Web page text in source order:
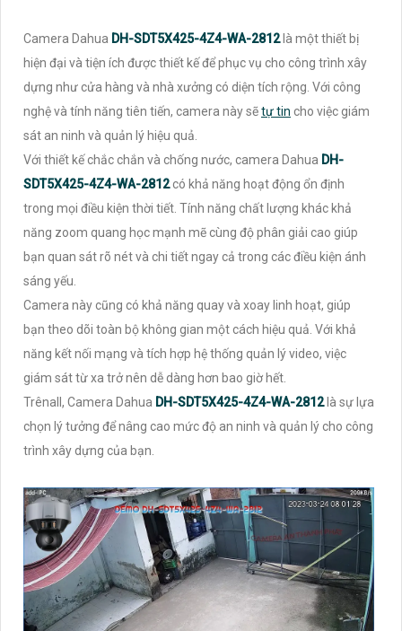
Camera Dahua DH-SDT5X425-4Z4-WA-2812 là một thiết bị
hiện đại và tiện ích được thiết kế để phục vụ cho công trình xây
dựng như cửa hàng và nhà xưởng có diện tích rộng. Với công
nghệ và tính năng tiên tiến, camera này sẽtự tin cho việc giám
sát an ninh và quản lý hiệu quả.
Với thiết kế chắc chắn và chống nước, camera Dahua DH-
SDT5X425-4Z4-WA-2812có khả năng hoạt động ổn định
trong mọi điều kiện thời tiết. Tính năng chất lượng khác khả
năng zoom quang học mạnh mẽ cùng độ phân giải cao giúp
bạn quan sát rõ nét và chi tiết ngay cả trong các điều kiện ánh
sáng yếu.
Camera này cũng có khả năng quay và xoay linh hoạt, giúp
bạn theo dõi toàn bộ không gian một cách hiệu quả. Với khả
năng kết nối mạng và tích hợp hệ thống quản lý video, việc
giám sát từ xa trở nên dễ dàng hơn bao giờ hết.
Trênall, Camera Dahua DH-SDT5X425-4Z4-WA-2812 là sự lựa
chọn lý tưởng để nâng cao mức độ an ninh và quản lý cho công
trình xây dựng của bạn.